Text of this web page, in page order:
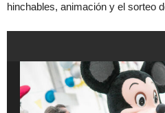
hinchables, animación y el sorteo